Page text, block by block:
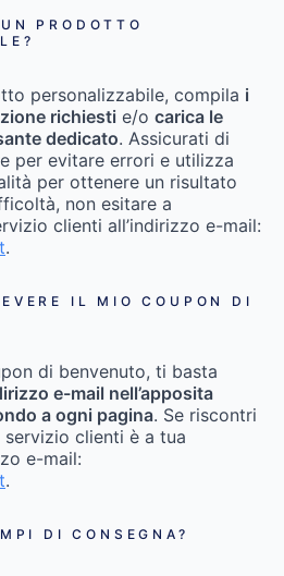
PRODOTTO
personalizzabile, compila i
richiesti e/o carica le
dedicato. Assicurati di
per evitare errori e utilizza
per ottenere un risultato
non esitare a
clienti all’indirizzo e-mail:
.
IL MIO COUPON DI
di benvenuto, ti basta
e-mail nell’apposita
a ogni pagina. Se riscontri
clienti è a tua
e-mail:
.
DI CONSEGNA?